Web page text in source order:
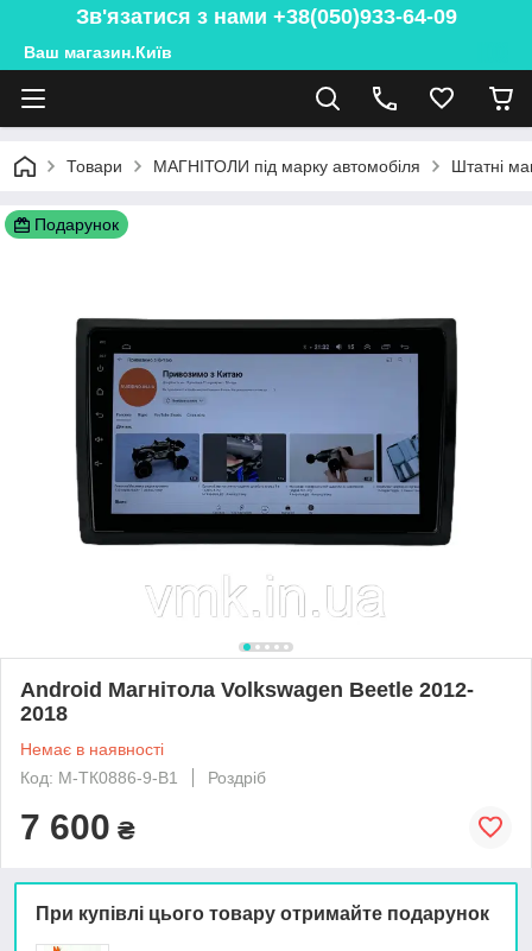
Зв'язатися з нами +38(050)933-64-09
Ваш магазин.Київ
Товари МАГНІТОЛИ під марку автомобіля Штатні
Подарунок
Android Магнітола Volkswagen Beetle 2012-
2018
Немає в наявності
Код: М-ТК0886-9-В1
Роздріб
7 600 ₴
При купівлі цього товару отримайте подарунок